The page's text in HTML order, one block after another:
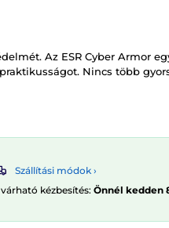
Az ESR Cyber Armor
Nincs több
Szállítási módok ›
kézbesítés: Önnél kedden